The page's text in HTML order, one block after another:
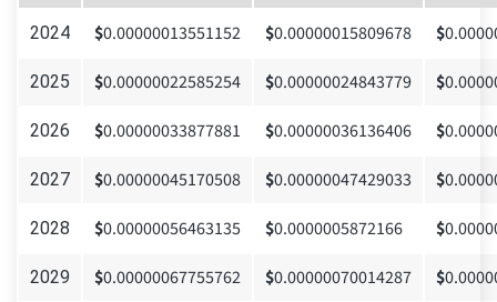
2024 $0.00000013551152 $0.00000015809678 $
2025 $0.00000022585254 $0.00000024843779 $
2026 $0.00000033877881 $0.00000036136406 $
2027 $0.00000045170508 $0.00000047429033 $
2028 $0.00000056463135 $0.0000005872166 $
2029 $0.00000067755762 $0.00000070014287 $